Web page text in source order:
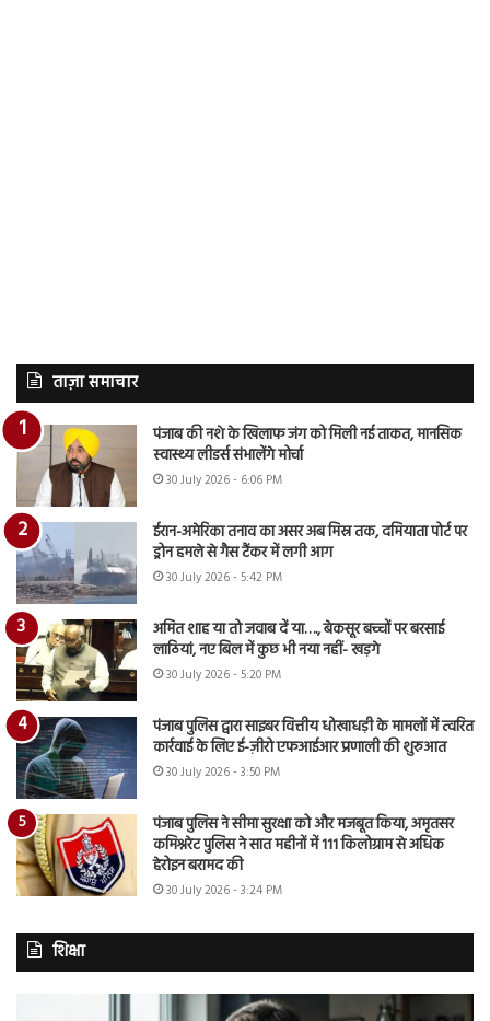
ताज़ा समाचार
पंजाब की नशे के खिलाफ जंग को मिली नई ताकत, मानसिक
स्वास्थ्य लीडर्स संभालेंगे मोर्चा
30 July 2026 - 6:06 PM
ईरान-अमेरिका तनाव का असर अब मिस्र तक, दमियाता पोर्ट पर
ड्रोन हमले से गैस टैंकर में लगी आग
30 July 2026 - 5:42 PM
अमित शाह या तो जवाब दें या…., बेकसूर बच्चों पर बरसाई
लाठियां, नए बिल में कुछ भी नया नहीं- खड़गे
30 July 2026 - 5:20 PM
पंजाब पुलिस द्वारा साइबर वित्तीय धोखाधड़ी के मामलों में त्वरित
कार्रवाई के लिए ई-ज़ीरो एफआईआर प्रणाली की शुरुआत
30 July 2026 - 3:50 PM
पंजाब पुलिस ने सीमा सुरक्षा को और मजबूत किया, अमृतसर
कमिश्नरेट पुलिस ने सात महीनों में 111 किलोग्राम से अधिक
हेरोइन बरामद की
30 July 2026 - 3:24 PM
शिक्षा